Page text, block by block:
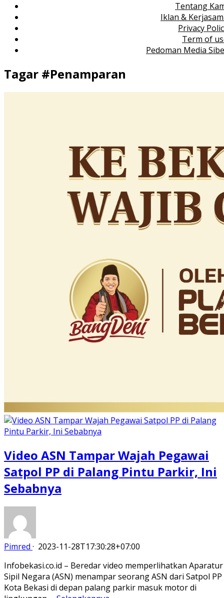
Tentang
Iklan &
Privacy
Term of
Pedoman Media
Tagar #Penamparan
Video ASN Tampar Wajah Pegawai
Satpol PP di Palang Pintu Parkir, Ini
Sebabnya
Pimred · 2023-11-28T17:30:28+07:00
Infobekasi.co.id – Beredar video memperlihatkan Aparatur
Sipil Negara (ASN) menampar seorang ASN dari Satpol PP
Kota Bekasi di depan palang parkir masuk motor di